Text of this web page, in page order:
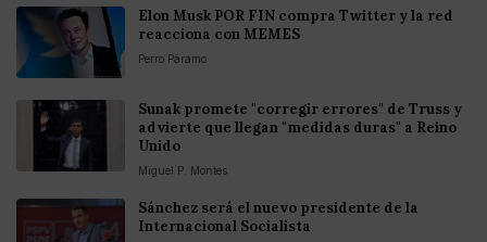
Elon Musk POR FIN compra Twitter y la red
reacciona con MEMES
Perro Páramo
Sunak promete "corregir errores" de Truss y
advierte que llegan "medidas duras" a Reino
Unido
Miguel P. Montes
Sánchez será el nuevo presidente de la
Internacional Socialista